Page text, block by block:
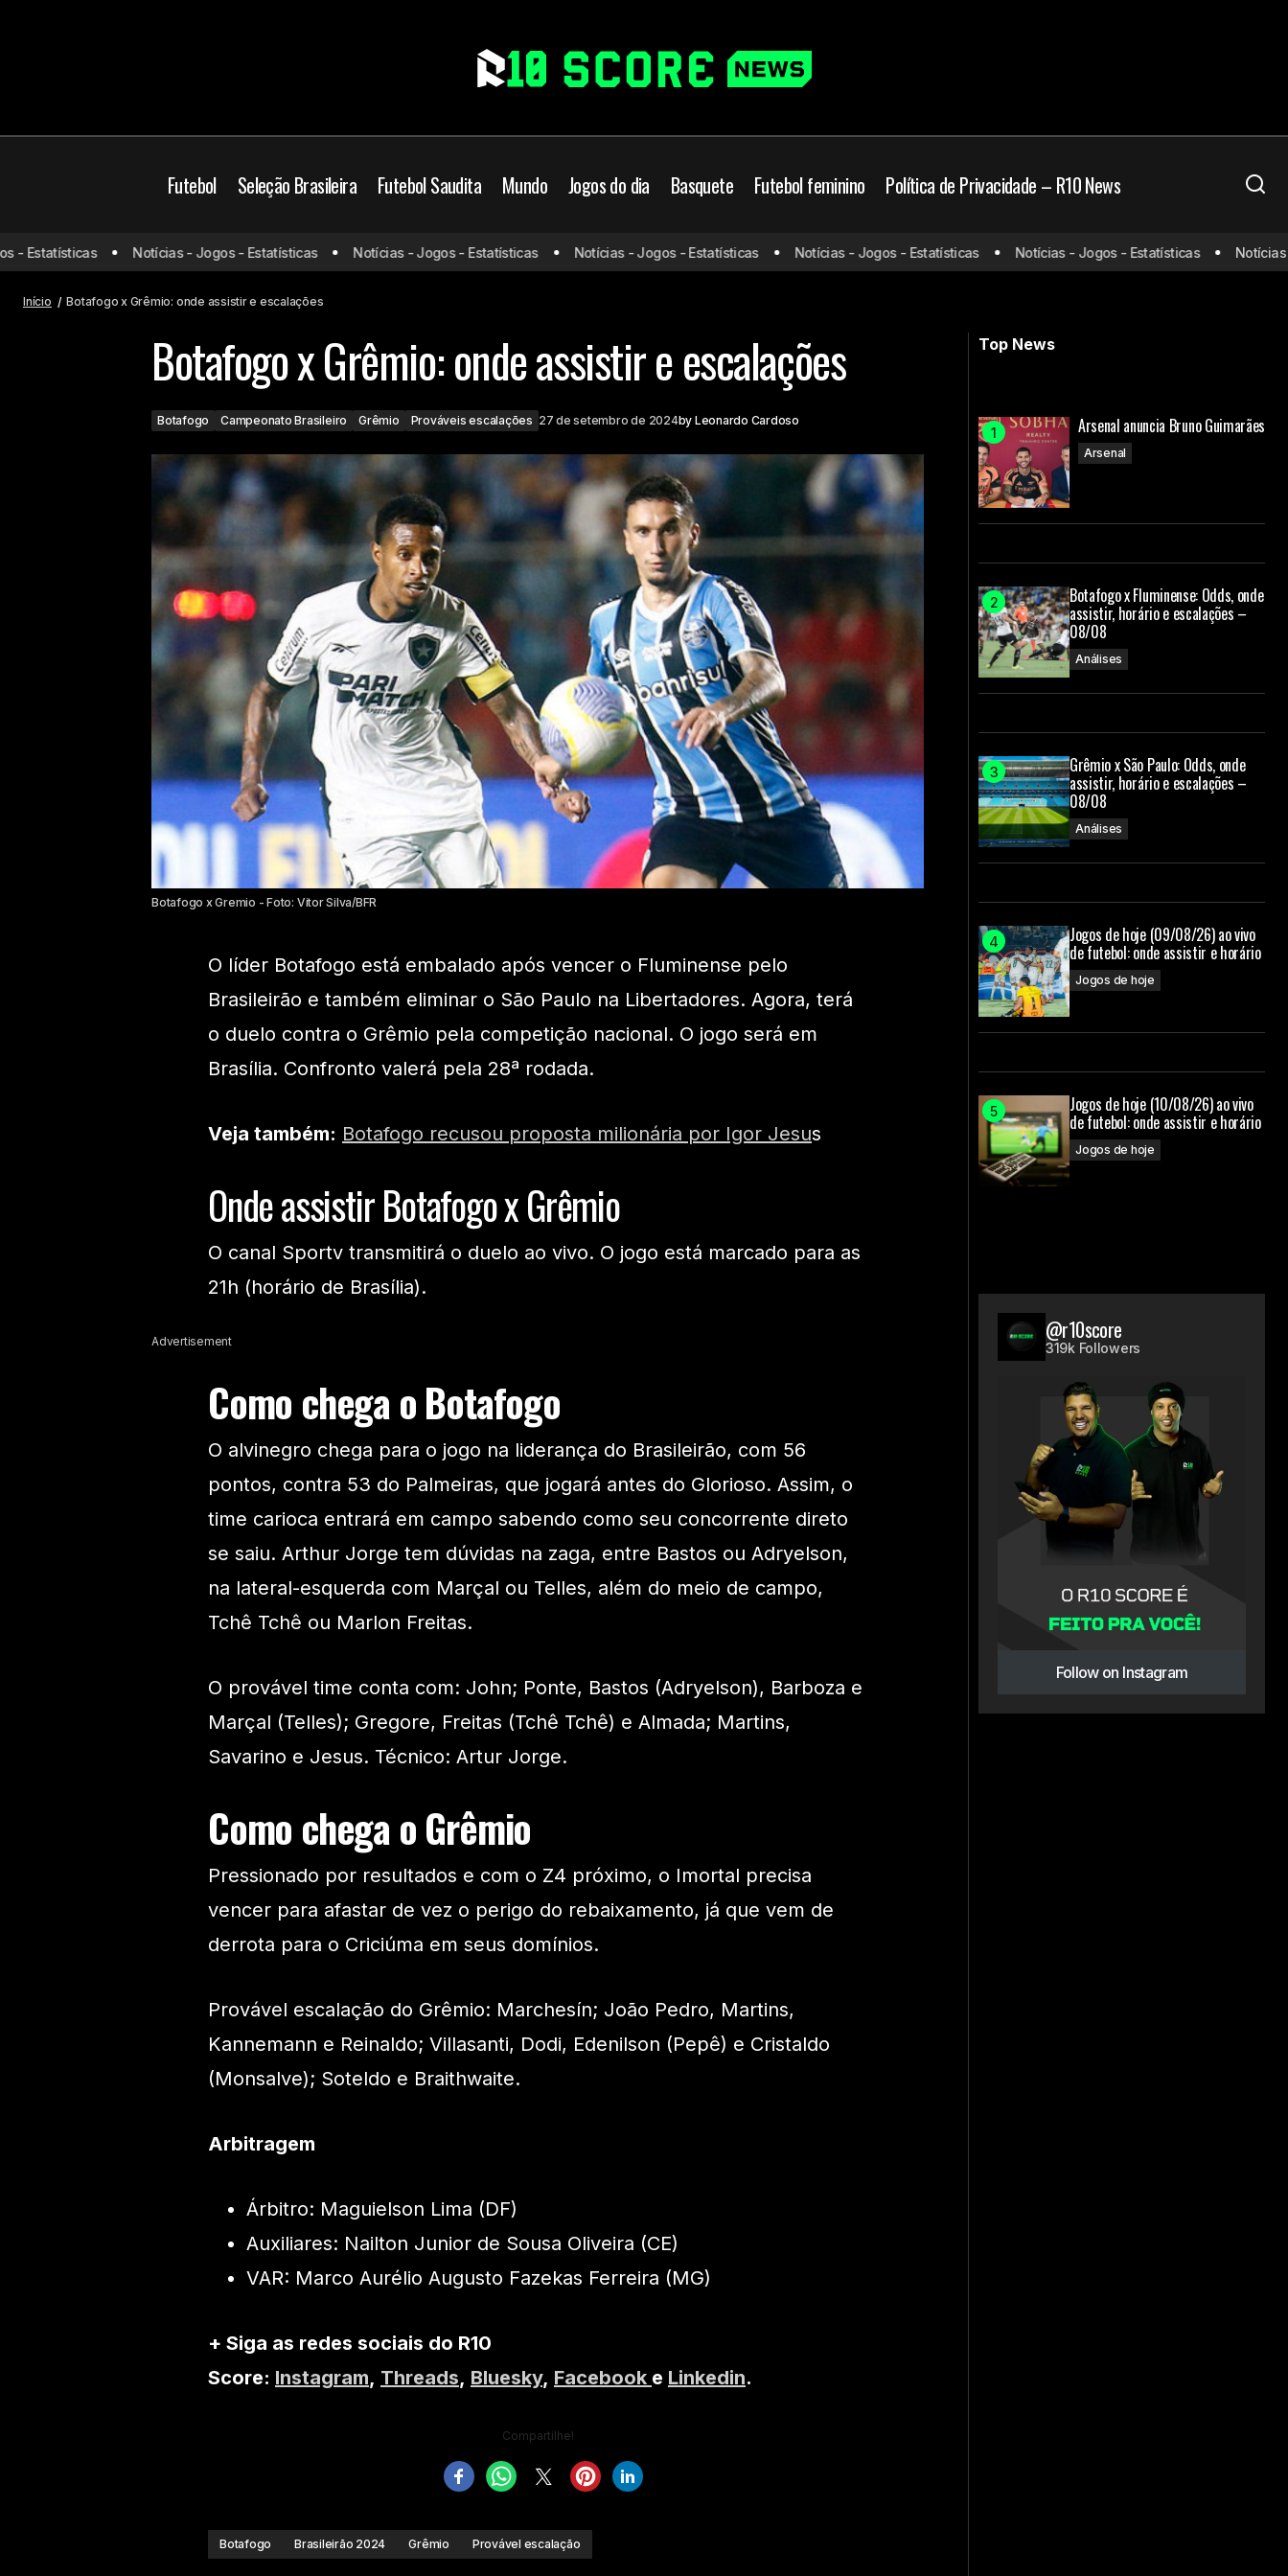
Futebol Seleção Brasileira Futebol Saudita Mundo Jogos do dia Basquete Futebol feminino Política de Privacidade – R10 News
Arsenal x Leicester: onde assistir e
escalações
Botafogo Campeonato Brasileiro
Grêmio
Prováveis escalações
Botafogo x Grêmio: onde assistir e
escalações
Bayern x Bayer Leverkusen: onde
assistir e escalações
Notícias - Jogos - Estatísticas Notícias - Jogos - Estatísticas Notícias - Jogos - Estatísticas Notícias - Jogos - Estatísticas Notícias - Jogos - Estatísticas Notícias -
Início Botafogo x Grêmio: onde assistir e escalações
Botafogo x Grêmio: onde assistir e escalações
Botafogo Campeonato Brasileiro Grêmio Prováveis escalações 27 de setembro de 2024by Leonardo Cardoso
Botafogo x Gremio - Foto: Vitor Silva/BFR
O líder Botafogo está embalado após vencer o Fluminense pelo
Brasileirão e também eliminar o São Paulo na Libertadores. Agora, terá
o duelo contra o Grêmio pela competição nacional. O jogo será em
Brasília. Confronto valerá pela 28ª rodada.
Veja também: Botafogo recusou proposta milionária por Igor Jesus
Onde assistir Botafogo x Grêmio
O canal Sportv transmitirá o duelo ao vivo. O jogo está marcado para as
21h (horário de Brasília).
Advertisement
Como chega o Botafogo
O alvinegro chega para o jogo na liderança do Brasileirão, com 56
pontos, contra 53 do Palmeiras, que jogará antes do Glorioso. Assim, o
time carioca entrará em campo sabendo como seu concorrente direto
se saiu. Arthur Jorge tem dúvidas na zaga, entre Bastos ou Adryelson,
na lateral-esquerda com Marçal ou Telles, além do meio de campo,
Tchê Tchê ou Marlon Freitas.
O provável time conta com: John; Ponte, Bastos (Adryelson), Barboza e
Marçal (Telles); Gregore, Freitas (Tchê Tchê) e Almada; Martins,
Savarino e Jesus. Técnico: Artur Jorge.
Como chega o Grêmio
Pressionado por resultados e com o Z4 próximo, o Imortal precisa
vencer para afastar de vez o perigo do rebaixamento, já que vem de
derrota para o Criciúma em seus domínios.
Provável escalação do Grêmio: Marchesín; João Pedro, Martins,
Kannemann e Reinaldo; Villasanti, Dodi, Edenilson (Pepê) e Cristaldo
(Monsalve); Soteldo e Braithwaite.
Arbitragem
Árbitro: Maguielson Lima (DF)
Auxiliares: Nailton Junior de Sousa Oliveira (CE)
VAR: Marco Aurélio Augusto Fazekas Ferreira (MG)
+ Siga as redes sociais do R10
Score: Instagram, Threads, Bluesky, Facebook e Linkedin.
Compartilhe!
Botafogo Brasileirão 2024 Grêmio Provável escalação
Top News
Arsenal anuncia Bruno Guimarães
Arsenal
Botafogo x Fluminense: Odds, onde
assistir, horário e escalações –
08/08
Análises
Grêmio x São Paulo: Odds, onde
assistir, horário e escalações –
08/08
Análises
Jogos de hoje (09/08/26) ao vivo
de futebol: onde assistir e horário
Jogos de hoje
Jogos de hoje (10/08/26) ao vivo
de futebol: onde assistir e horário
Jogos de hoje
@r10score
319k Followers
Follow on Instagram